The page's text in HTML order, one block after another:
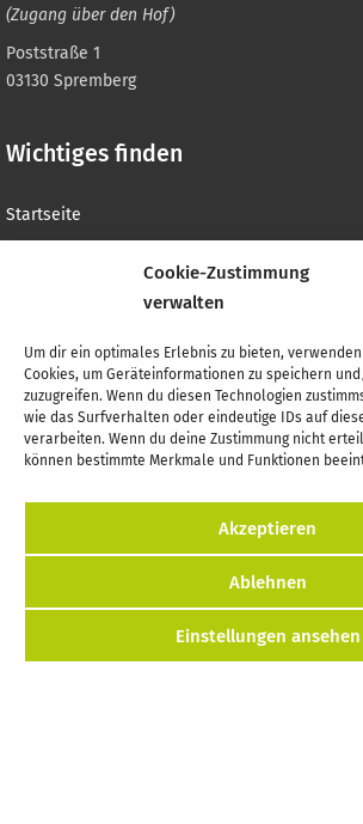
Cookie-Zustimmung
verwalten
Um dir ein optimales Erlebnis zu bieten,
Cookies, um Geräteinformationen zu speichern
zuzugreifen. Wenn du diesen Technologien
wie das Surfverhalten oder eindeutige IDs auf
verarbeiten. Wenn du deine Zustimmung nicht
können bestimmte Merkmale und Funktionen
Akzeptieren
Ablehnen
Einstellungen ansehen
(Zugang über den Hof)
Poststraße 1
03130 Spremberg
Wichtiges finden
Startseite
Preise & Schulungen
Helfen
Kontakt
Kontakt Impressum